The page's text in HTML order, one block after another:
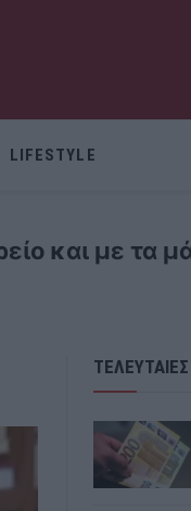
LIFESTYLE
και με τα
ΤΕΛΕΥΤΑΙΕΣ